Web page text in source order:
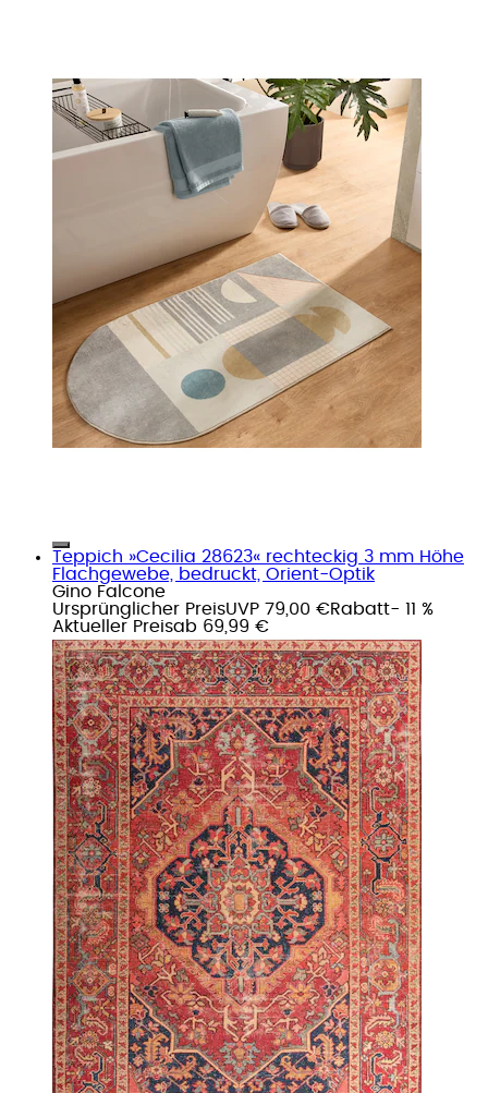
Teppich »Cecilia 28623« rechteckig 3 mm Höhe
Flachgewebe, bedruckt, Orient-Optik
Gino Falcone
Ursprünglicher PreisUVP 79,00 €Rabatt- 11 %
Aktueller Preisab 69,99 €